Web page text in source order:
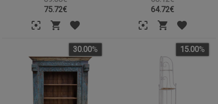
75.72€ 64.72€
30.00% 15.00%